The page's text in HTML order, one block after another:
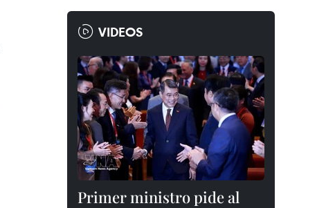
VIDEOS
Primer ministro pide al